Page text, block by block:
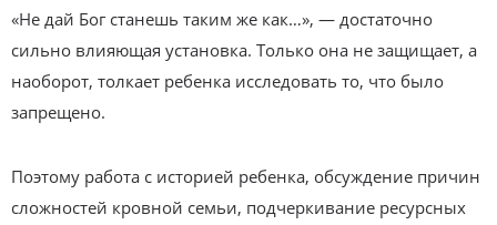
«Не дай Бог станешь таким же как…», — достаточно
сильно влияющая установка. Только она не защищает, а
наоборот, толкает ребенка исследовать то, что было
запрещено.
Поэтому работа с историей ребенка, обсуждение причин
сложностей кровной семьи, подчеркивание ресурсных